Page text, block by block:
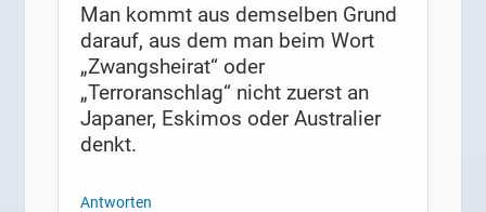
Man kommt aus demselben Grund
darauf, aus dem man beim Wort
„Zwangsheirat“ oder
„Terroranschlag“ nicht zuerst an
Japaner, Eskimos oder Australier
denkt.
Antworten